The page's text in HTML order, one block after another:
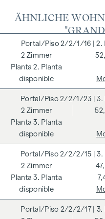
son factores importantes
propiedad. WINEGG es un
según los criterios del
Sostenible (DGNB) y se
sostenible y el bienestar de
centro de los GRAND
independientes hacen
de sostenibilidad. El
certificado por el DGNB
Sostenible) se beneficia de
aspectos ecológicos,
página siguiente
ventajas.
COSTES ADICIONALES
En aras del buen orden,
ÄHNLICHE
2/2/1/16 |
2. Planta
2Zimmer
disponible
2/2/1/23 |
3. Planta
2Zimmer
disponible
2/2/2/15 |
3. Planta
2Zimmer
disponible
2/2/2/17
|